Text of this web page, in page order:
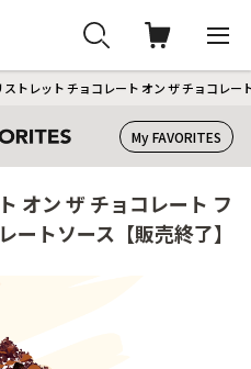
ストレット チョコレート オン ザ チョコレ
My FAVORITES
オン ザ チョコレート フ
トソース【販売終了】